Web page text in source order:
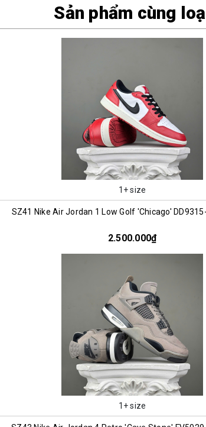
Sản phẩm cùng
1+ size
SZ41 Nike Air Jordan 1 Low Golf 'Chicago'
2.500.000₫
1+ size